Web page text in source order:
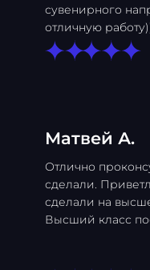
сувенирного
отличную
Матвей А.
Отлично
сделали.
сделали на
Высший класс